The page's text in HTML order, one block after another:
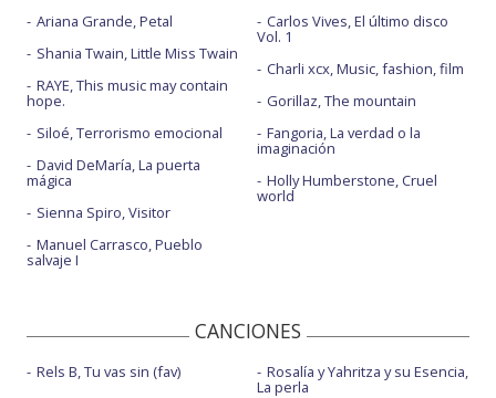
Ariana Grande, Petal
Shania Twain, Little Miss Twain
RAYE, This music may contain
hope.
Siloé, Terrorismo emocional
David DeMaría, La puerta
mágica
Sienna Spiro, Visitor
Manuel Carrasco, Pueblo
salvaje I
Carlos Vives, El último disco
Vol. 1
Charli xcx, Music, fashion, film
Gorillaz, The mountain
Fangoria, La verdad o la
imaginación
Holly Humberstone, Cruel
world
CANCIONES
Rels B, Tu vas sin (fav) Rosalía y Yahritza y su Esencia,
La perla